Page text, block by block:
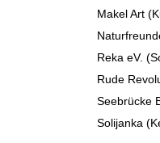
Makel Art
Reka eV.
Rude
Seebrücke
Solijanka